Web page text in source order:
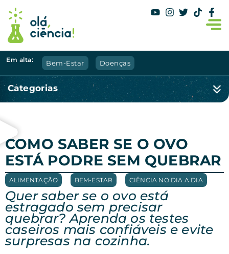
Em alta: Bem-Estar Doenças
Categorias
COMO SABER SE O OVO
ESTÁ PODRE SEM QUEBRAR
ALIMENTAÇÃO BEM-ESTAR CIÊNCIA NO DIA A DIA
Quer saber se o ovo está
estragado sem precisar
quebrar? Aprenda os testes
caseiros mais confiáveis e evite
surpresas na cozinha.